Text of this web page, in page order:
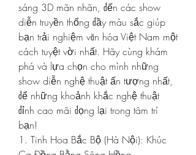
sáng 3D mãn nhãn, đến các show
diễn truyền thống đầy màu sắc giúp
bạn trải nghiệm văn hóa Việt Nam một
cách tuyệt vời nhất. Hãy cùng khám
phá và lựa chọn cho mình những
show diễn nghệ thuật ấn tượng nhất,
để những khoảnh khắc nghệ thuật
đỉnh cao mãi đọng lại trong tâm trí
bạn!
1. Tinh Hoa Bắc Bộ (Hà Nội): Khúc